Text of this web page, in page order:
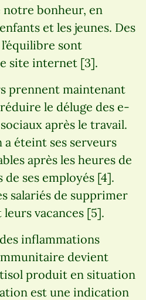
bonheur, en
et les jeunes. Des
sont
site internet [3].
prennent maintenant
le déluge des e-
après le travail.
a éteint ses serveurs
après les heures de
ses employés [4].
salariés de supprimer
vacances [5].
inflammations
devient
produit en situation
est une indication